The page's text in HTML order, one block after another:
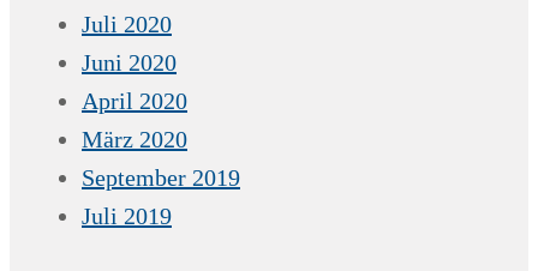
Juli 2020
Juni 2020
April 2020
März 2020
September 2019
Juli 2019